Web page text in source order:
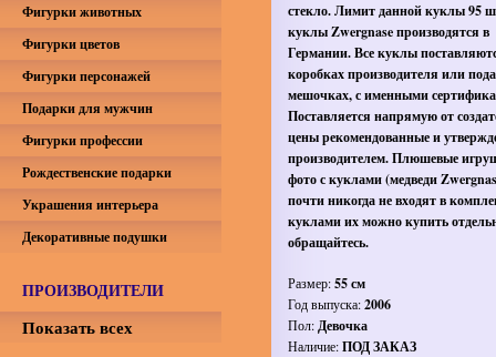
стекло. Лимит данной куклы 95
куклы Zwergnase производятся в
Германии. Все куклы
коробках производителя или
мешочках, с именными
Поставляется напрямую от
цены рекомендованные и
производителем. Плюшевые
фото с куклами (медведи
почти никогда не входят в
куклами их можно купить
обращайтесь.
Размер:55 см
Год выпуска:2006
Пол:Девочка
Наличие:ПОД ЗАКАЗ
Фигурки животных
Фигурки цветов
Фигурки персонажей
Подарки для мужчин
Фигурки профессии
Рождественские подарки
Украшения интерьера
Декоративные подушки
ПРОИЗВОДИТЕЛИ
Показать всех